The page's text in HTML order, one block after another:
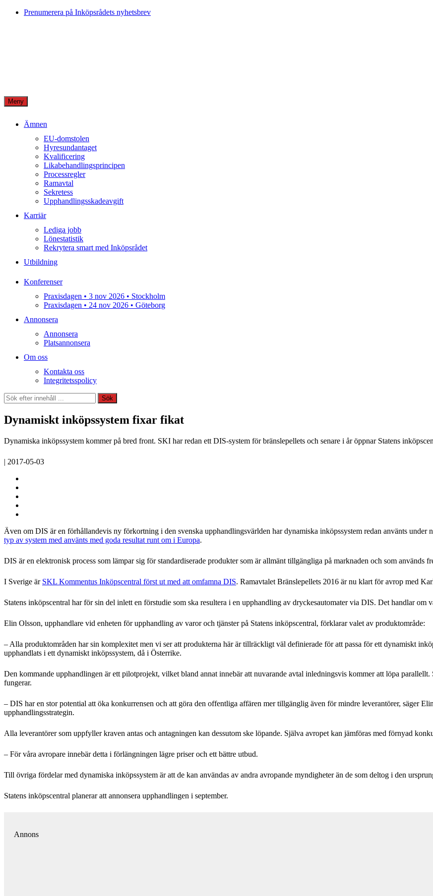
Skip
Prenumerera på Inköpsrådets nyhetsbrev
Meny
Ämnen
EU-domstolen
Hyresundantaget
Kvalificering
Likabehandlingsprincipen
Processregler
Ramavtal
Sekretess
Upphandlingsskadeavgift
Karriär
Lediga jobb
Lönestatistik
Rekrytera smart med Inköpsrådet
Utbildning
Konferenser
Praxisdagen • 3 nov 2026 • Stockholm
Praxisdagen • 24 nov 2026 • Göteborg
Annonsera
Annonsera
Platsannonsera
Om oss
Kontakta oss
Integritetsspolicy
Sök
Sök
Dynamiskt inköpssystem fixar fikat
Dynamiska inköpssystem kommer på bred front. SKI har redan ett DIS-system för bränslepellets och senare i år öppnar Statens
| 2017-05-03
Även om DIS är en förhållandevis ny förkortning i den svenska upphandlingsvärlden har dynamiska inköpssystem redan använts
typ av system med använts med goda resultat runt om i Europa.
DIS är en elektronisk process som lämpar sig för standardiserade produkter som är allmänt tillgängliga på marknaden och som
I Sverige är SKL Kommentus Inköpscentral först ut med att omfamna DIS. Ramavtalet Bränslepellets 2016 är nu klart för avrop med
Statens inköpscentral har för sin del inlett en förstudie som ska resultera i en upphandling av dryckesautomater via DIS. Det handlar
Elin Olsson, upphandlare vid enheten för upphandling av varor och tjänster på Statens inköpscentral, förklarar valet av produktområde:
– Alla produktområden har sin komplexitet men vi ser att produkterna här är tillräckligt väl definierade för att passa för ett dynamiskt
upphandlats i ett dynamiskt inköpssystem, då i Österrike.
Den kommande upphandlingen är ett pilotprojekt, vilket bland annat innebär att nuvarande avtal inledningsvis kommer att löpa
fungerar.
– DIS har en stor potential att öka konkurrensen och att göra den offentliga affären mer tillgänglig även för mindre leverantörer, säger
upphandlingsstrategin.
Alla leverantörer som uppfyller kraven antas och antagningen kan dessutom ske löpande. Själva avropet kan jämföras med förnyad
– För våra avropare innebär detta i förlängningen lägre priser och ett bättre utbud.
Till övriga fördelar med dynamiska inköpssystem är att de kan användas av andra avropande myndigheter än de som deltog i den
Statens inköpscentral planerar att annonsera upphandlingen i september.
Annons